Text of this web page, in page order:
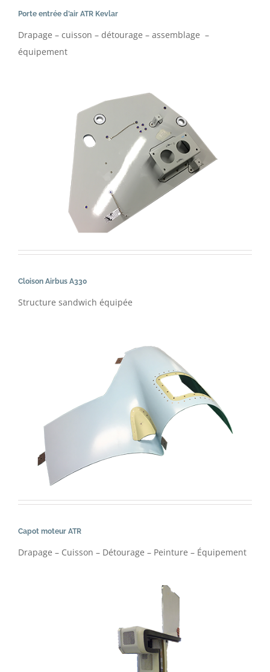
Porte entrée d’air ATR Kevlar
Drapage – cuisson – détourage – assemblage –
équipement
Cloison Airbus A330
Structure sandwich équipée
Capot moteur ATR
Drapage – Cuisson – Détourage – Peinture – Équipement